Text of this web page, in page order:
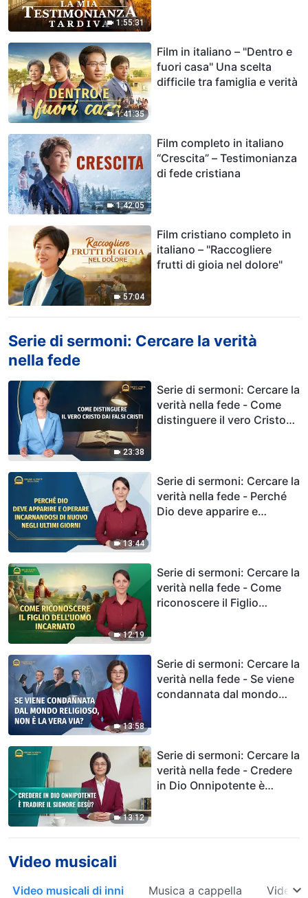
1:55:31
1:41:35
Film in italiano – "Dentro e
fuori casa" Una scelta
difficile tra famiglia e verità
1:42:05
Film completo in italiano
“Crescita” – Testimonianza
di fede cristiana
57:04
Film cristiano completo in
italiano – "Raccogliere
frutti di gioia nel dolore"
Serie di sermoni: Cercare la verità
nella fede
23:38
Serie di sermoni: Cercare la
verità nella fede - Come
distinguere il vero Cristo
13:44
Serie di sermoni: Cercare la
verità nella fede - Perché
Dio deve apparire e
12:19
Serie di sermoni: Cercare la
verità nella fede - Come
riconoscere il Figlio
13:58
Serie di sermoni: Cercare la
verità nella fede - Se viene
condannata dal mondo
13:12
Serie di sermoni: Cercare la
verità nella fede - Credere
in Dio Onnipotente è
Video musicali
Video musicali di inni Musica a cappella Video